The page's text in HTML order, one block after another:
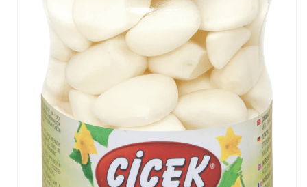
Kiraz Biber Turşusu
Ev Tipi Çubuk Salatalık Turşusu
Salamura Asma Bağ Yaprağı
Yunan Biber Turşusu
Havuç Turşusu
Pancar Turşusu